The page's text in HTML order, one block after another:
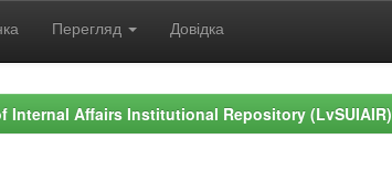
Перегляд Довідка
Internal Affairs Institutional Repository (LvSUIAIR)